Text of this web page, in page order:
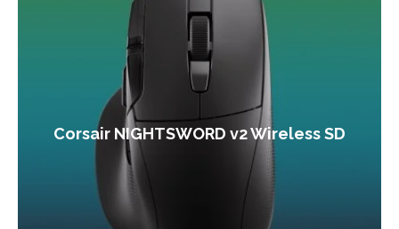
Corsair NIGHTSWORD v2 Wireless SD